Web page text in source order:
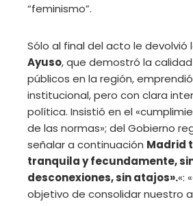
“feminismo”.
Sólo al final del acto le devolvió
Ayuso, que demostró la
públicos en la región,
institucional, pero con clara
política. Insistió en el
de las normas»; del Gobierno
señalar a continuación Madrid
tranquila y fecundamente,
desconexiones, sin atajos».«:
objetivo de consolidar nuestro